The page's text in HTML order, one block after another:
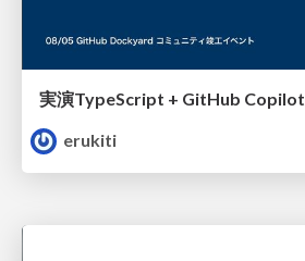
実演TypeScript + GitHub Copilot
erukiti